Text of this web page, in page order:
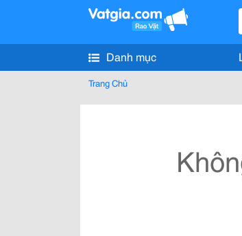
Danh mục
Trang Chủ